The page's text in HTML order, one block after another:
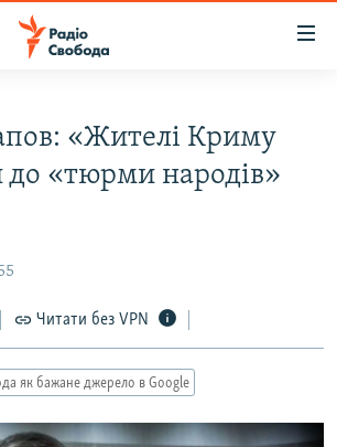
70 РОКІВ
«Жителі Криму
до «тюрми народів»
Читати без VPN
як бажане джерело в Google